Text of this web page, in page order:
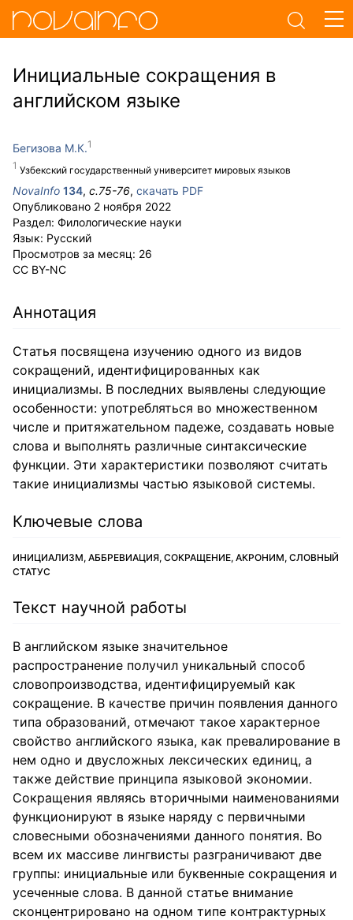
Инициальные сокращения в
английском языке
Бегизова М.К.
Узбекский государственный университет мировых языков
NovaInfo 134, с.75-76, скачать PDF
Опубликовано 2 ноября 2022
Раздел: Филологические науки
Язык: Русский
Просмотров за месяц: 26
CC BY-NC
Аннотация
Статья посвящена изучению одного из видов
сокращений, идентифицированных как
инициализмы. В последних выявлены следующие
особенности: употребляться во множественном
числе и притяжательном падеже, создавать новые
слова и выполнять различные синтаксические
функции. Эти характеристики позволяют считать
такие инициализмы частью языковой системы.
Ключевые слова
ИНИЦИАЛИЗМ, АББРЕВИАЦИЯ, СОКРАЩЕНИЕ, АКРОНИМ, СЛОВНЫЙ
СТАТУС
Текст научной работы
В английском языке значительное
распространение получил уникальный способ
словопроизводства, идентифицируемый как
сокращение. В качестве причин появления данного
типа образований, отмечают такое характерное
свойство английского языка, как превалирование в
нем одно и двусложных лексических единиц, а
также действие принципа языковой экономии.
Сокращения являясь вторичными наименованиями
функционируют в языке наряду с первичными
словесными обозначениями данного понятия. Во
всем их массиве лингвисты разграничивают две
группы: инициальные или буквенные сокращения и
усеченные слова. В данной статье внимание
сконцентрировано на одном типе контрактурных